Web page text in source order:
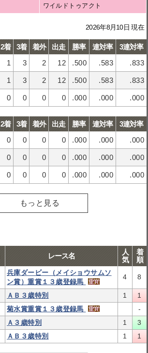
ワイルドトゥアクト
2026年8月10日 現在
2着 3着 着外 出走 勝率 連対率
3連対率
1 3 2 12 .500 .583 .833
1 3 2 12 .500 .583 .833
0 0 0 0 .000 .000 .000
2着 3着 着外 出走 勝率 連対率
3連対率
0 0 0 0 .000 .000 .000
0 0 0 0 .000 .000 .000
0 0 0 0 .000 .000 .000
もっと見る
レース名
人
気
着
順
兵庫ダービー（メイショウサムソ
ン賞）重賞１３歳登録馬
4 8
ＡＢ３歳特別 1
1
菊水賞重賞１３歳登録馬
-
Ａ３歳特別 1
3
ＡＢ３歳特別 1 1